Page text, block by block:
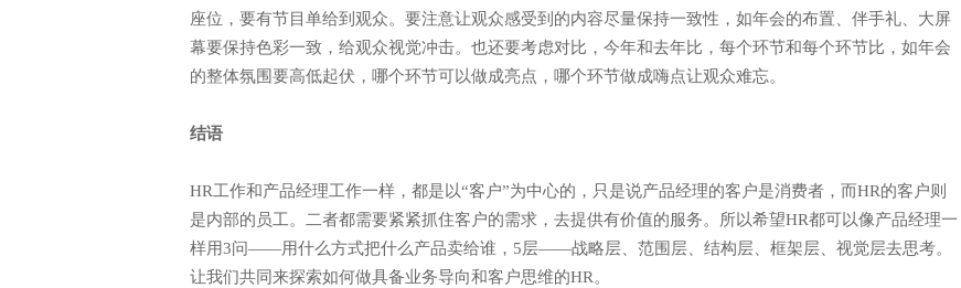
座位，要有节目单给到观众。要注意让观众感受到的内容尽量保持一致性，如年会的布置、伴手礼、大屏
幕要保持色彩一致，给观众视觉冲击。也还要考虑对比，今年和去年比，每个环节和每个环节比，如年会
的整体氛围要高低起伏，哪个环节可以做成亮点，哪个环节做成嗨点让观众难忘。
结语
HR工作和产品经理工作一样，都是以“客户”为中心的，只是说产品经理的客户是消费者，而HR的客户则
是内部的员工。二者都需要紧紧抓住客户的需求，去提供有价值的服务。所以希望HR都可以像产品经理一
样用3问——用什么方式把什么产品卖给谁，5层——战略层、范围层、结构层、框架层、视觉层去思考。
让我们共同来探索如何做具备业务导向和客户思维的HR。